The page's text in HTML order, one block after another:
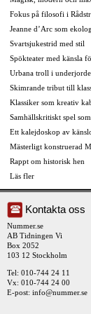
Fokus på filosofi i
Jeanne d’Arc som
Svartsjukestrid med stil
Spökteater med känsla
Urbana troll i
Skimrande tribut till
Klassiker som kreativ
Samhällskritiskt spel
Ett kalejdoskop av
Mästerligt konstruerad
Rappt om historisk hen
Läs fler
Kontakta oss
Nummer.se
AB Tidningen Vi
Box 2052
103 12 Stockholm
Tel: 010-744 24 11
Vx: 010-744 24 00
E-post: info@nummer.se